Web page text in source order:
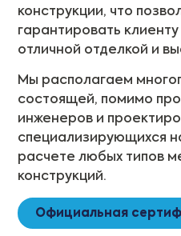
конструкции, что
гарантировать
отличной отделкой и
Мы располагаем
состоящей, помимо
инженеров и
специализирующихся
расчете любых типов
конструкций.
Официальная